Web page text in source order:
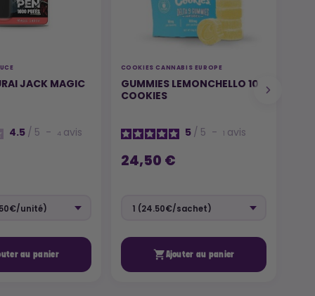
JACK MAGIC
4.5 / 5 - 4 avis
au panier
COOKIES CANNABIS EUROPE
GUMMIES LEMONCHELLO 10
COOKIES
5 / 5 - 1 avis
24,50 €
Ajouter au panier